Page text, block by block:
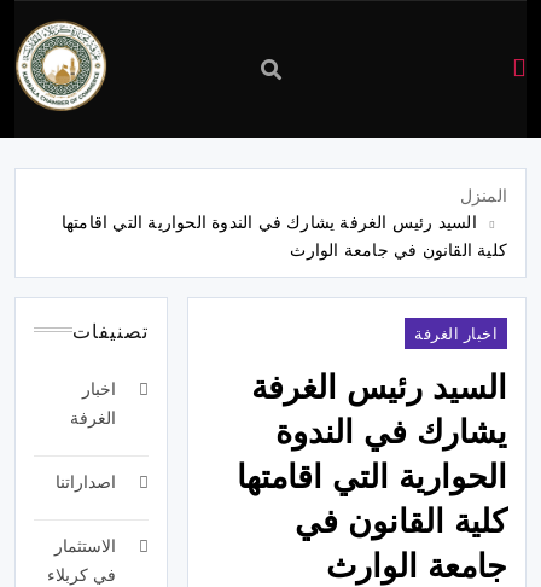
غرفة
كربلاء
المنزل
السيد رئيس الغرفة يشارك في الندوة الحوارية التي اقامتها
كلية القانون في جامعة الوارث
اخبار الغرفة
السيد رئيس الغرفة
يشارك في الندوة
الحوارية التي اقامتها
كلية القانون في
جامعة الوارث
تصنيفات
اخبار
الغرفة
اصداراتنا
الاستثمار
في كربلاء